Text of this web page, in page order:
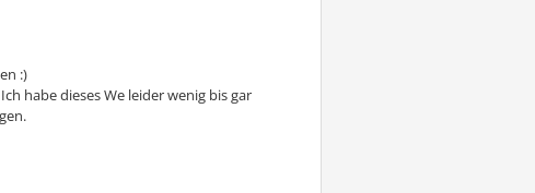
:)
habe dieses We leider wenig bis gar